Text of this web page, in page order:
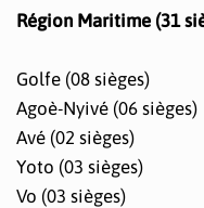
Région Maritime (31
Golfe (08 sièges)
Agoè-Nyivé (06 sièges)
Avé (02 sièges)
Yoto (03 sièges)
Vo (03 sièges)